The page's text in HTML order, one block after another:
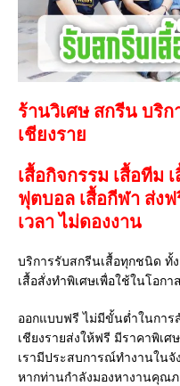
ร้านวิเศษ สกรีน บริ
เชียงราย
เสื้อกิจกรรม เสื้อทีม
ฟุตบอล เสื้อกีฬา ส่งฟ
เวลา ไม่ดองงาน
บริการรับสกรีนเสื้อทุกชนิด ทั้ง
เสื้อสั่งทำพิเศษเพื่อใช้ในโอก
ออกแบบฟรี ไม่มีขั้นต่ำในการ
เชียงรายส่งให้ฟรี มีราคาพิเ
เรามีประสบการณ์ทำงานในจั
หากท่านกำลังมองหางานคุณ